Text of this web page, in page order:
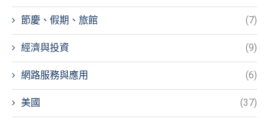
節慶、假期、旅館 (7)
經濟與投資 (9)
網路服務與應用 (6)
美國 (37)